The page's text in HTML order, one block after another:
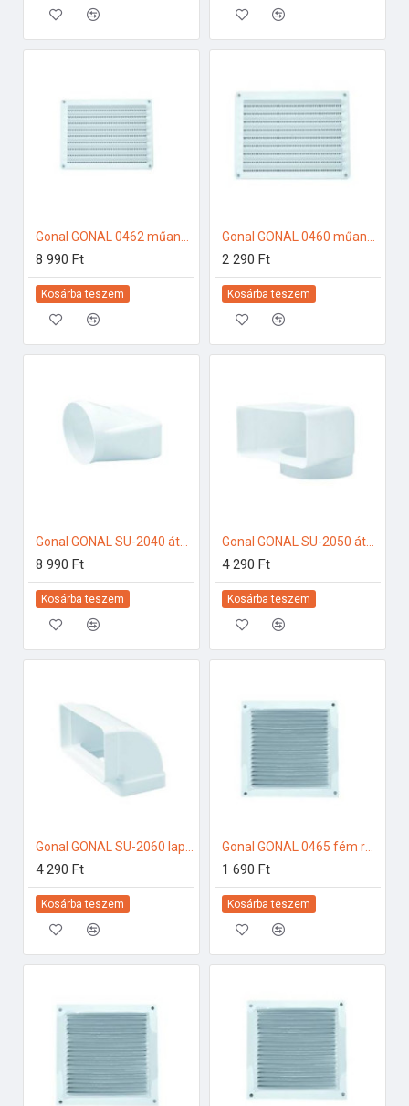
Gonal GONAL 0462 műanyag fix rács, 230x430 150-es páraelszívóhoz
8 990 Ft
Kosárba teszem
Gonal GONAL 0460 műanyag fix rács, 150x200 150-es páraelszívóhoz
2 290 Ft
Kosárba teszem
Gonal GONAL SU-2040 átalakító idom, NA150 - 90x180 150-es páraelszívóhoz
8 990 Ft
Kosárba teszem
Gonal GONAL SU-2050 átalakító idom 90Â°, NA150 - 90x180 150-es páraelszívóhoz
4 290 Ft
Kosárba teszem
Gonal GONAL SU-2060 lapos csatorna sarok függőleges, 90x180 150-es páraelszívóhoz
4 290 Ft
Kosárba teszem
Gonal GONAL 0465 fém rács fehér színben, 150x150 150-es páraelszívóhoz
1 690 Ft
Kosárba teszem